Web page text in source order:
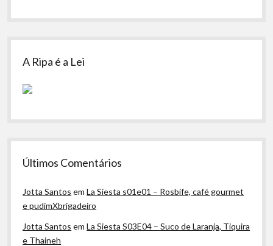
A Ripa é a Lei
Últimos Comentários
Jotta Santos emLa Siesta s01e01 – Rosbife, café gourmet
e pudimXbrigadeiro
Jotta Santos emLa Siesta S03E04 – Suco de Laranja, Tiquira
e Thaineh